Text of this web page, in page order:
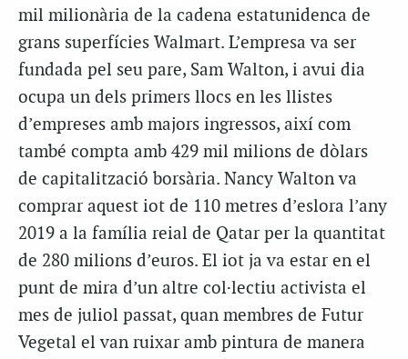
mil milionària de la cadena estatunidenca de
grans superfícies Walmart. L’empresa va ser
fundada pel seu pare, Sam Walton, i avui dia
ocupa un dels primers llocs en les llistes
d’empreses amb majors ingressos, així com
també compta amb 429 mil milions de dòlars
de capitalització borsària. Nancy Walton va
comprar aquest iot de 110 metres d’eslora l’any
2019 a la família reial de Qatar per la quantitat
de 280 milions d’euros. El iot ja va estar en el
punt de mira d’un altre col·lectiu activista el
mes de juliol passat, quan membres de Futur
Vegetal el van ruixar amb pintura de manera